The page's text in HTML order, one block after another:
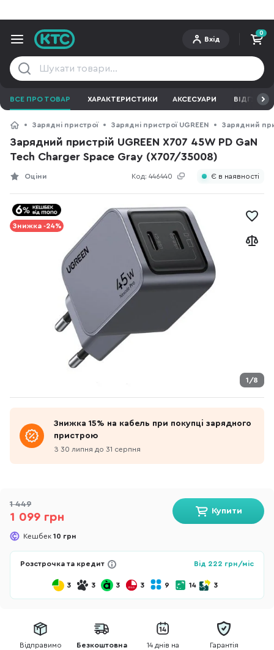
Вхід
0
ВСЕ ПРО ТОВАР ХАРАКТЕРИСТИКИ АКСЕСУАРИ ВІДГУКИ
Зарядні пристрої Зарядні пристрої UGREEN Зарядний
Зарядний пристрій UGREEN X707 45W PD GaN
Tech Charger Space Gray (X707/35008)
Код: 446440
Оціни Є в наявності
1/8
Знижка -24%
Знижка 15% на кабель при покупці зарядного
пристрою
З 30 липня до 31 серпня
1 449
1 099 грн
Кешбек 10 грн
Купити
Розстрочка та кредит Від 222 грн/міс
3 3 3 3 9 14 3
Відправимо
Безкоштовна
14 днів на
Гарантія